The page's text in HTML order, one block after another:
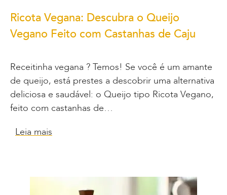
Ricota Vegana: Descubra o Queijo
Vegano Feito com Castanhas de Caju
Receitinha vegana ? Temos! Se você é um amante
de queijo, está prestes a descobrir uma alternativa
deliciosa e saudável: o Queijo tipo Ricota Vegano,
feito com castanhas de…
Leia mais